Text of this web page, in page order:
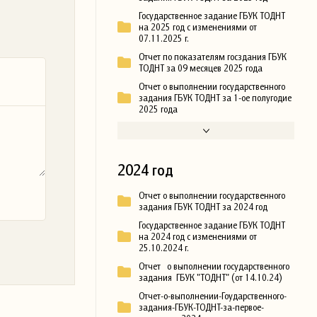
Государственное задание ГБУК ТОДНТ
на 2025 год с изменениями от
07.11.2025 г.
Отчет по показателям госздания ГБУК
ТОДНТ за 09 месяцев 2025 года
Отчет о выполнении государственного
задания ГБУК ТОДНТ за 1-ое полугодие
2025 года
2024 год
Отчет о выполнении государственного
задания ГБУК ТОДНТ за 2024 год
Государственное задание ГБУК ТОДНТ
на 2024 год с изменениями от
25.10.2024 г.
Отчет о выполнении государственного
задания ГБУК "ТОДНТ" (от 14.10.24)
Отчет-о-выполнении-Гоударственного-
задания-ГБУК-ТОДНТ-за-первое-